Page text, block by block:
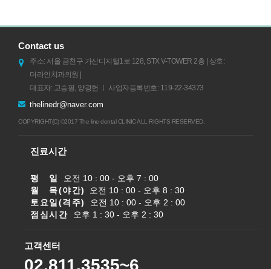
Contact us
주소: 서울 금천구 가산디지털1로 128, STX V-TOWER 2층 | 상호:
더라인치과의원 |
대표자: 고승필, 양광헌 ㅣ 사업자등록번호: 119-22-34373
thelinedr@naver.com
COPYRIGHT(C) ©2017 The line dental CLINIC ALL RIGHTS RESERVED.
진료시간
평 일
오전 10 : 00 - 오후 7 : 00
월 목(야간)
오전 10 : 00 - 오후 8 : 30
토요일(격주)
오전 10 : 00 - 오후 2 : 00
점심시간
오후 1 : 30 - 오후 2 : 30
고객센터
02.811.3535~6